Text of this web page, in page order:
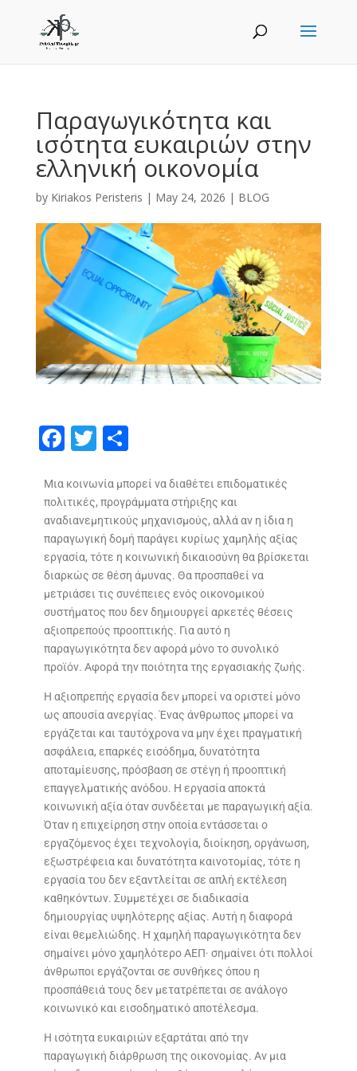
Παραγωγικότητα και
ισότητα ευκαιριών στην
ελληνική οικονομία
by Kiriakos Peristeris | May 24, 2026 | BLOG
F
e
b
o
o
k
T
itt
er
S
ar
e
Μια κοινωνία μπορεί να διαθέτει επιδοματικές
πολιτικές, προγράμματα στήριξης και
αναδιανεμητικούς μηχανισμούς, αλλά αν η ίδια η
παραγωγική δομή παράγει κυρίως χαμηλής αξίας
εργασία, τότε η κοινωνική δικαιοσύνη θα βρίσκεται
διαρκώς σε θέση άμυνας. Θα προσπαθεί να
μετριάσει τις συνέπειες ενός οικονομικού
συστήματος που δεν δημιουργεί αρκετές θέσεις
αξιοπρεπούς προοπτικής. Για αυτό η
παραγωγικότητα δεν αφορά μόνο το συνολικό
προϊόν. Αφορά την ποιότητα της εργασιακής ζωής.
Η αξιοπρεπής εργασία δεν μπορεί να οριστεί μόνο
ως απουσία ανεργίας. Ένας άνθρωπος μπορεί να
εργάζεται και ταυτόχρονα να μην έχει πραγματική
ασφάλεια, επαρκές εισόδημα, δυνατότητα
αποταμίευσης, πρόσβαση σε στέγη ή προοπτική
επαγγελματικής ανόδου. Η εργασία αποκτά
κοινωνική αξία όταν συνδέεται με παραγωγική αξία.
Όταν η επιχείρηση στην οποία εντάσσεται ο
εργαζόμενος έχει τεχνολογία, διοίκηση, οργάνωση,
εξωστρέφεια και δυνατότητα καινοτομίας, τότε η
εργασία του δεν εξαντλείται σε απλή εκτέλεση
καθηκόντων. Συμμετέχει σε διαδικασία
δημιουργίας υψηλότερης αξίας. Αυτή η διαφορά
είναι θεμελιώδης. Η χαμηλή παραγωγικότητα δεν
σημαίνει μόνο χαμηλότερο ΑΕΠ· σημαίνει ότι πολλοί
άνθρωποι εργάζονται σε συνθήκες όπου η
προσπάθειά τους δεν μετατρέπεται σε ανάλογο
κοινωνικό και εισοδηματικό αποτέλεσμα.
Η ισότητα ευκαιριών εξαρτάται από την
παραγωγική διάρθρωση της οικονομίας. Αν μια